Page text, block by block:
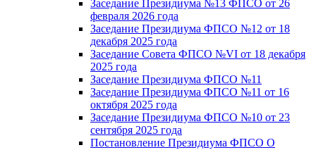
Заседание Президиума №13 ФПСО от 26
февраля 2026 года
Заседание Президиума ФПСО №12 от 18
декабря 2025 года
Заседание Совета ФПСО №VI от 18 декабря
2025 года
Заседание Президиума ФПСО №11
Заседание Президиума ФПСО №11 от 16
октября 2025 года
Заседание Президиума ФПСО №10 от 23
сентября 2025 года
Постановление Президиума ФПСО О